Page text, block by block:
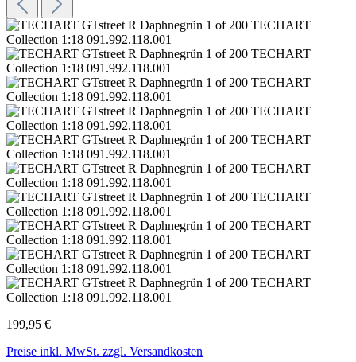
199,95 €
Preise inkl. MwSt. zzgl. Versandkosten